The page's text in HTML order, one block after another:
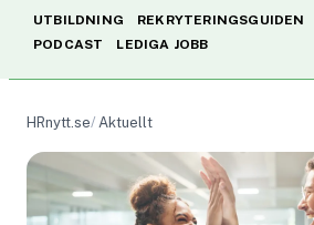
UTBILDNING REKRYTERINGSGUIDEN
PODCAST
LEDIGA JOBB
HRnytt.se Aktuellt